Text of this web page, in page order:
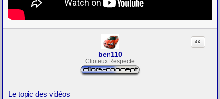
ben110
Clioteux Respecté
Le topic des vidéos
Citation